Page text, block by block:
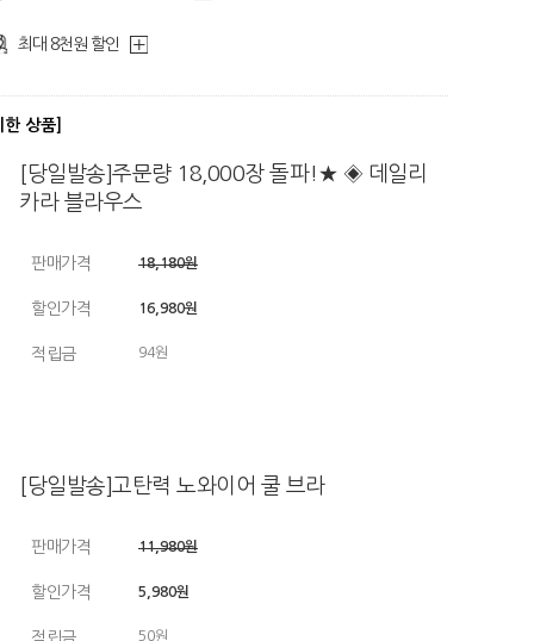
최대 8천원 할인
상품]
[당일발송]주문량 18,000장 돌파!★ ◈ 데일리
카라 블라우스
판매가격 18,180원
할인가격 16,980원
적립금 94원
[당일발송]고탄력 노와이어 쿨 브라
판매가격 11,980원
할인가격 5,980원
적립금 50원